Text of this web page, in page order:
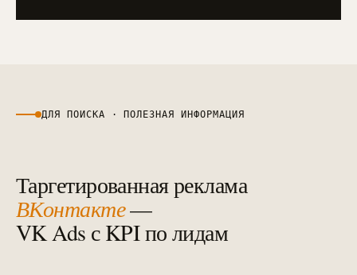
ДЛЯ ПОИСКА · ПОЛЕЗНАЯ ИНФОРМАЦИЯ
Таргетированная реклама
ВКонтакте—
VK Ads с KPI по лидам